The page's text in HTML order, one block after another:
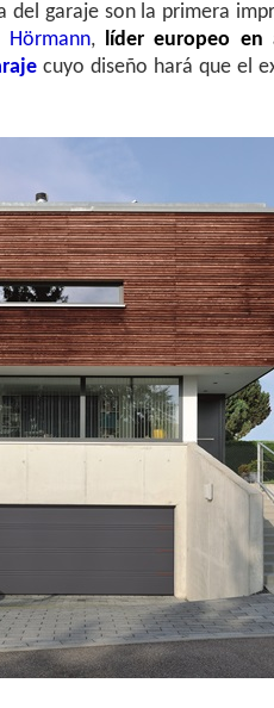
garaje son la primera
Hörmann, líder europeo en
cuyo diseño hará que el